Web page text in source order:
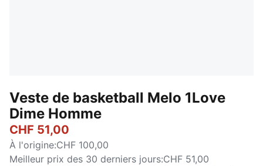
Veste de basketball Melo 1Love
Dime Homme
CHF 51,00
À l'origine:CHF 100,00
Meilleur prix des 30 derniers jours:CHF 51,00